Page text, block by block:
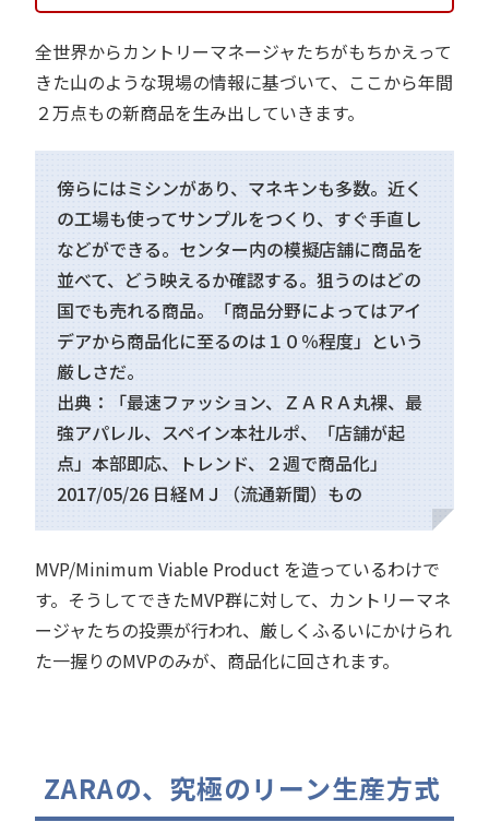
全世界からカントリーマネージャたちがもちかえって
きた山のような現場の情報に基づいて、ここから年間
２万点もの新商品を生み出していきます。
傍らにはミシンがあり、マネキンも多数。近く
の工場も使ってサンプルをつくり、すぐ手直し
などができる。センター内の模擬店舗に商品を
並べて、どう映えるか確認する。狙うのはどの
国でも売れる商品。「商品分野によってはアイ
デアから商品化に至るのは１０％程度」という
厳しさだ。
出典：「最速ファッション、ＺＡＲＡ丸裸、最
強アパレル、スペイン本社ルポ、「店舗が起
点」本部即応、トレンド、２週で商品化」
2017/05/26 日経ＭＪ（流通新聞）もの
MVP/Minimum Viable Product を造っているわけで
す。そうしてできたMVP群に対して、カントリーマネ
ージャたちの投票が行われ、厳しくふるいにかけられ
た一握りのMVPのみが、商品化に回されます。
ZARAの、究極のリーン生産方式